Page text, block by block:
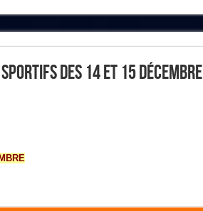
Des 14 Et 15 Décembre